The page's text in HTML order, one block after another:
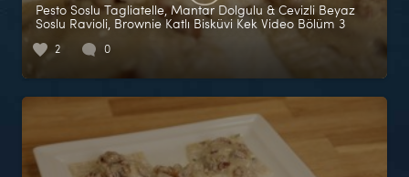
Pesto Soslu Tagliatelle, Mantar Dolgulu & Cevizli Beyaz
Soslu Ravioli, Brownie Katlı Bisküvi Kek Video Bölüm 3
2 0